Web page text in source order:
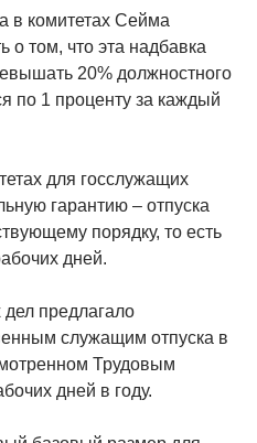
в комитетах Сейма
о том, что эта надбавка
20% должностного
по 1 проценту за каждый
для госслужащих
гарантию – отпуска
порядку, то есть
дней.
дел предлагало
служащим отпуска в
Трудовым
дней в году.